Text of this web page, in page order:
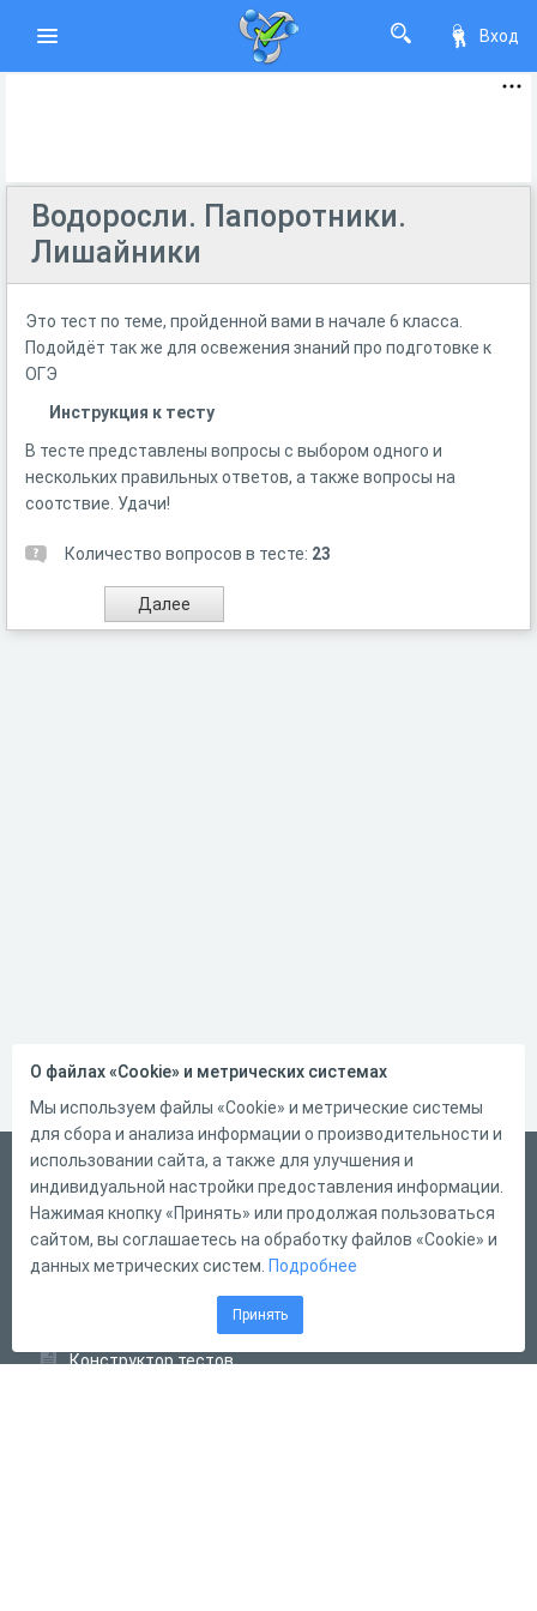
Вход
Водоросли. Папоротники.
Лишайники
Это тест по теме, пройденной вами в начале 6 класса.
Подойдёт так же для освежения знаний про подготовке к
ОГЭ
Инструкция к тесту
В тесте представлены вопросы с выбором одного и
нескольких правильных ответов, а также вопросы на
соотствие. Удачи!
Количество вопросов в тесте: 23
Русский
Справка
Форма обратной связи
Конструктор тестов
О файлах «Cookie» и метрических системах
Мы используем файлы «Cookie» и метрические системы
для сбора и анализа информации о производительности и
использовании сайта, а также для улучшения и
индивидуальной настройки предоставления информации.
Нажимая кнопку «Принять» или продолжая пользоваться
сайтом, вы соглашаетесь на обработку файлов «Cookie» и
данных метрических систем. Подробнее
Принять